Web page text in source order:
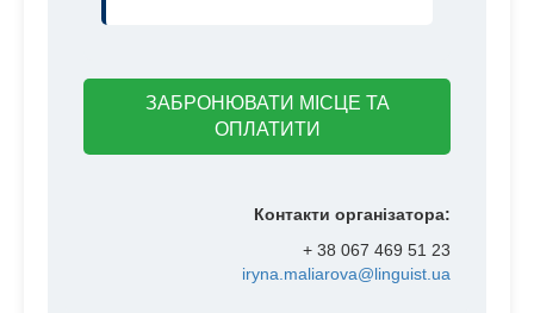
ЗАБРОНЮВАТИ МІСЦЕ ТА
ОПЛАТИТИ
Контакти організатора:
+ 38 067 469 51 23
iryna.maliarova@linguist.ua